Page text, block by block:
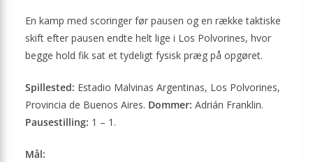
En kamp med scoringer før pausen og en række taktiske
skift efter pausen endte helt lige i Los Polvorines, hvor
begge hold fik sat et tydeligt fysisk præg på opgøret.
Spillested: Estadio Malvinas Argentinas, Los Polvorines,
Provincia de Buenos Aires. Dommer: Adrián Franklin.
Pausestilling: 1 – 1.
Mål: